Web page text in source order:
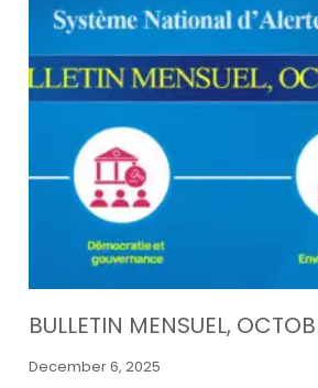
BULLETIN MENSUEL,
December 6, 2025